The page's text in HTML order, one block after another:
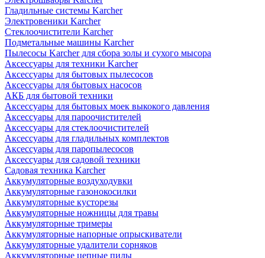
Гладильные системы Karcher
Электровеники Karcher
Стеклоочистители Karcher
Подметальные машины Karcher
Пылесосы Karcher для сбора золы и сухого мысора
Аксессуары для техники Karcher
Аксессуары для бытовых пылесосов
Аксессуары для бытовых насосов
АКБ для бытовой техники
Аксессуары для бытовых моек выкокого давления
Аксессуары для пароочистителей
Аксессуары для стеклоочистителей
Аксессуары для гладильных комплектов
Аксессуары для паропылесосов
Аксессуары для садовой техники
Садовая техника Karcher
Аккумуляторные воздуходувки
Аккумуляторные газонокосилки
Аккумуляторные кусторезы
Аккумуляторные ножницы для травы
Аккумуляторные тримеры
Аккумуляторные напорные опрыскиватели
Аккумуляторные удалители сорняков
Аккумуляторные цепные пилы